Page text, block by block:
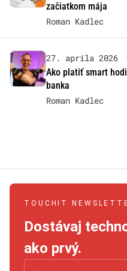
začiatkom mája
Roman Kadlec
27. apríla 2026
Ako platiť smart
banka
Roman Kadlec
TOUCHIT
Dostávaj
ako prvý.